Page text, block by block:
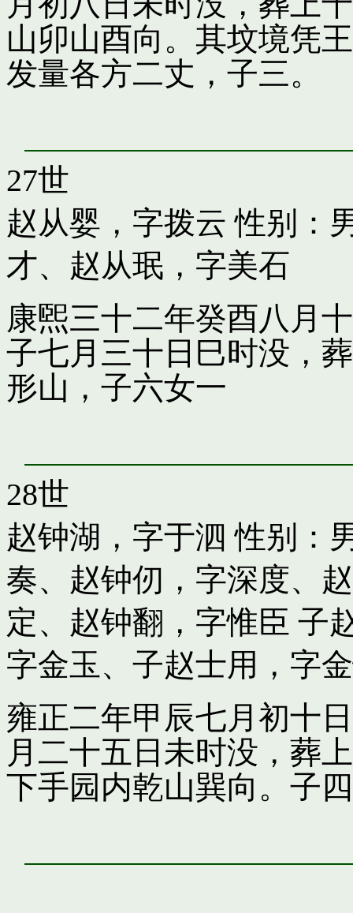
山卯山酉向。其坟境凭
发量各方二丈，子三。
27世
赵从婴，字拨云 性别：
才、 赵从珉，字美石
康煕三十二年癸酉八月
子七月三十日巳时没，
形山，子六女一
28世
赵钟湖，字于泗 性别：
奏、 赵钟仞，字深度、
定、 赵钟翻，字惟臣 子
字金玉 、子赵士用，字
雍正二年甲辰七月初十
月二十五日未时没，葬
下手园内乾山巽向。子